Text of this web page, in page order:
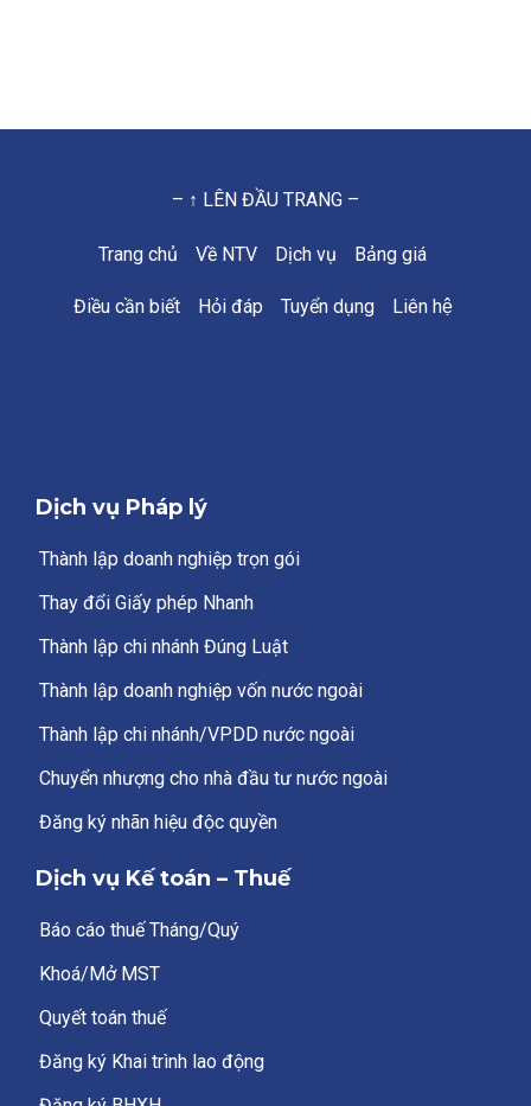
– ↑ LÊN ĐẦU TRANG –
Trang chủ Về NTV Dịch vụ Bảng giá
Điều cần biết Hỏi đáp Tuyển dụng Liên hệ
Dịch vụ Pháp lý
Thành lập doanh nghiệp trọn gói
Thay đổi Giấy phép Nhanh
Thành lập chi nhánh Đúng Luật
Thành lập doanh nghiệp vốn nước ngoài
Thành lập chi nhánh/VPDD nước ngoài
Chuyển nhượng cho nhà đầu tư nước ngoài
Đăng ký nhãn hiệu độc quyền
Dịch vụ Kế toán – Thuế
Báo cáo thuế Tháng/Quý
Khoá/Mở MST
Quyết toán thuế
Đăng ký Khai trình lao động